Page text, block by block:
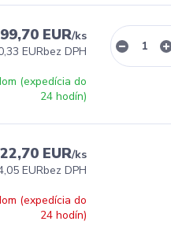
EUR/ks
EURbez DPH
(expedícia do
24 hodín)
EUR/ks
EURbez DPH
(expedícia do
24 hodín)